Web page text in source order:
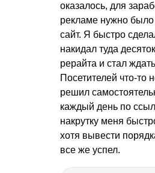
оказалось, для
рекламе нужно было
сайт. Я быстро
накидал туда
рерайта и стал
Посетителей что-то
решил
каждый день по
накрутку меня
хотя вывести
все же успел.